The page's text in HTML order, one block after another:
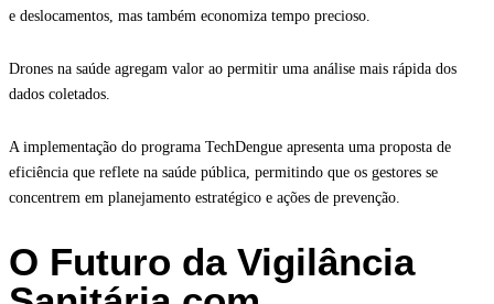
e deslocamentos, mas também economiza tempo precioso.
Drones na saúde agregam valor ao permitir uma análise mais rápida dos
dados coletados.
A implementação do programa TechDengue apresenta uma proposta de
eficiência que reflete na saúde pública, permitindo que os gestores se
concentrem em planejamento estratégico e ações de prevenção.
O Futuro da Vigilância